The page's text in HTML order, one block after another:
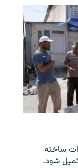
ساخته
شود.